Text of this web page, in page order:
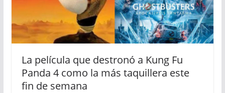
La película que destronó a Kung Fu
Panda 4 como la más taquillera este
fin de semana